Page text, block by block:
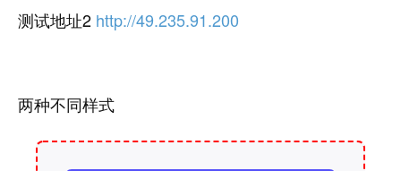
测试地址2 http://49.235.91.200
两种不同样式